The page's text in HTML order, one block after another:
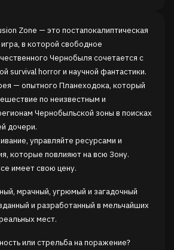
Zone — это постапокалиптическая
в которой свободное
Чернобыля сочетается с
survival horror и научной фантастики.
— опытного Планеходока, который
по неизвестным и
Чернобыльской зоны в поисках
дочери.
управляйте ресурсами и
которые повлияют на всю Зону.
имеет свою цену.
мрачный, угрюмый и загадочный
и разработанный в мельчайших
мест.
или стрельба на поражение?